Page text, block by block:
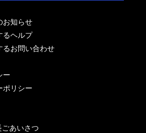
お知らせ
るヘルプ
るお問い合わせ
ー
ポリシー
あいさつ